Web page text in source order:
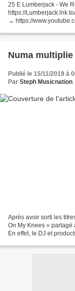
25 E Lumberjack - We
https://
→ https://
Club...
Numa
Publié le 15/11/2019 à
Par Steph Musicnation
Après avoir sorti les
On My Knees » partagé
En effet, le DJ et